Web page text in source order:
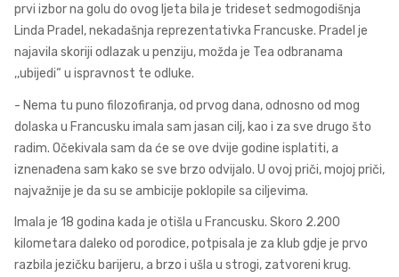
prvi izbor na golu do ovog ljeta bila je trideset sedmogodišnja
Linda Pradel, nekadašnja reprezentativka Francuske. Pradel je
najavila skoriji odlazak u penziju, možda je Tea odbranama
,,ubijedi“ u ispravnost te odluke.
- Nema tu puno filozofiranja, od prvog dana, odnosno od mog
dolaska u Francusku imala sam jasan cilj, kao i za sve drugo što
radim. Očekivala sam da će se ove dvije godine isplatiti, a
iznenađena sam kako se sve brzo odvijalo. U ovoj priči, mojoj priči,
najvažnije je da su se ambicije poklopile sa ciljevima.
Imala je 18 godina kada je otišla u Francusku. Skoro 2.200
kilometara daleko od porodice, potpisala je za klub gdje je prvo
razbila jezičku barijeru, a brzo i ušla u strogi, zatvoreni krug.